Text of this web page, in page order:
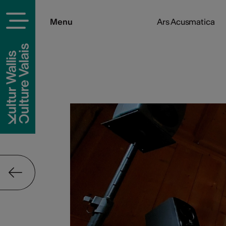
Menu Ars Acusmatica